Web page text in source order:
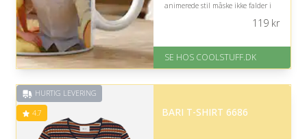
animerede stil måske ikke falder i
er 1-3 hverdage.
på 4.5 ud af 5
119kr
SE HOS COOLSTUFF.DK
HURTIG LEVERING
4.7 BARI T-SHIRT 6686